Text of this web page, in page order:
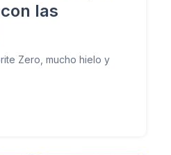
las
Zero, mucho hielo y